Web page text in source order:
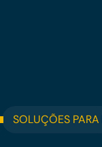
SOLUÇÕES